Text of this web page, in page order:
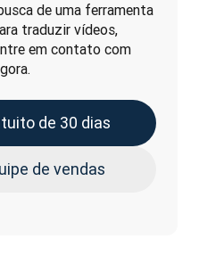
de uma ferramenta
traduzir vídeos,
em contato com
de 30 dias
de vendas